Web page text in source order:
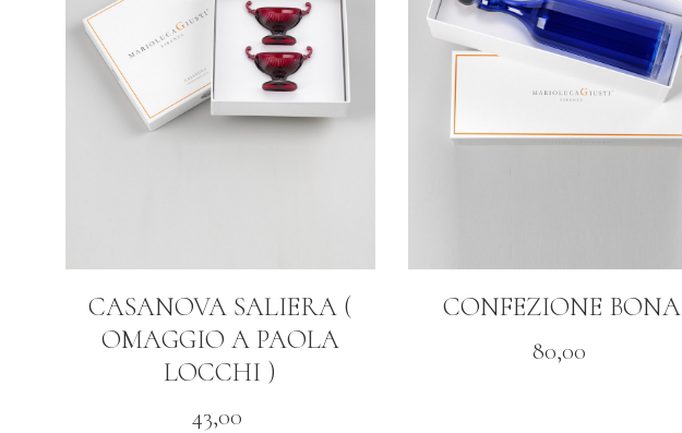
CASANOVA SALIERA (
OMAGGIO A PAOLA
LOCCHI )
43,00
CONFEZIONE BONA
80,00